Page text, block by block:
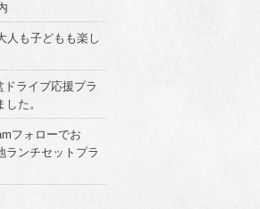
人も子どもも楽し
ドライブ応援プラ
た。
フォローでお
ランチセットプラ